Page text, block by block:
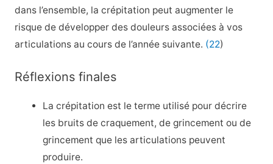
dans l’ensemble, la crépitation peut augmenter le
risque de développer des douleurs associées à vos
articulations au cours de l’année suivante. (22)
Réflexions finales
La crépitation est le terme utilisé pour décrire
les bruits de craquement, de grincement ou de
grincement que les articulations peuvent
produire.